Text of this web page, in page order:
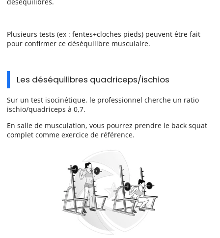
Plusieurs tests (ex : fentes+cloches pieds) peuvent être fait
pour confirmer ce déséquilibre musculaire.
Les déséquilibres quadriceps/ischios
Sur un test isocinétique, le professionnel cherche un ratio
ischio/quadriceps à 0,7.
En salle de musculation, vous pourrez prendre le back squat
complet comme exercice de référence.